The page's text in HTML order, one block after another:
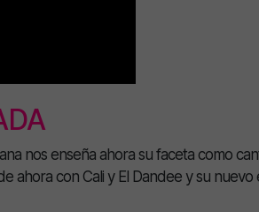
nos enseña ahora su faceta como
ahora con Cali y El Dandee y su nuevo